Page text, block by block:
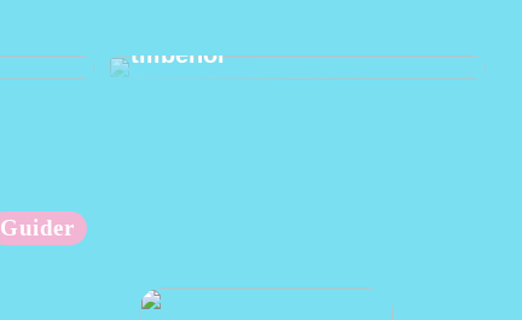
tillbehör
Guider